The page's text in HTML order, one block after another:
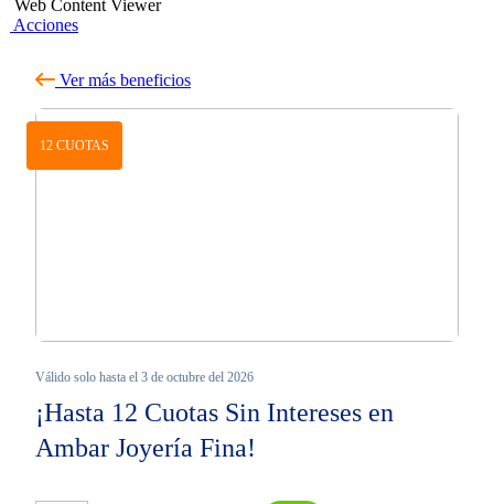
Web Content Viewer
Acciones
Ver más beneficios
12 CUOTAS
Válido solo hasta el 3 de octubre del 2026
¡Hasta 12 Cuotas Sin Intereses en
Ambar Joyería Fina!